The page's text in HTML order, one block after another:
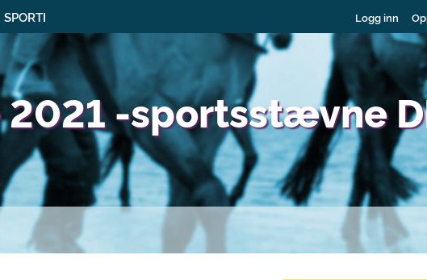
Logg inn
-sportsstævne